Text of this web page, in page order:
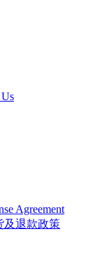
Agreement
及退款政策